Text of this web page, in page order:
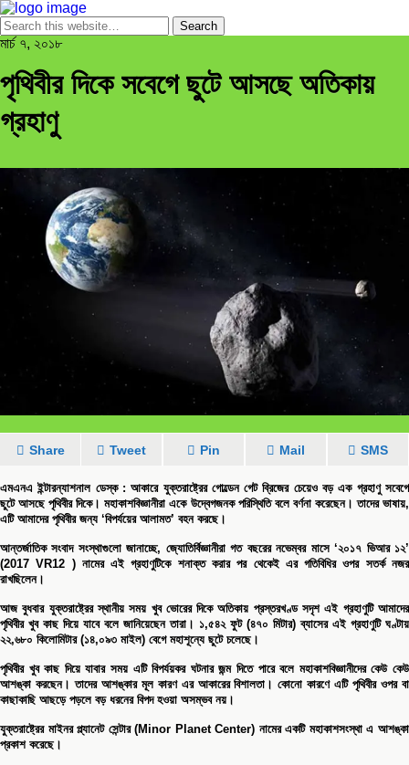
মার্চ ৭, ২০১৮
পৃথিবীর দিকে সবেগে ছুটে আসছে অতিকায়
গ্রহাণু
Share Tweet Pin Mail SMS
এমএনএ ইন্টারন্যাশনাল ডেস্ক : আকারে যুক্তরাষ্ট্রের গোল্ডেন গেট ব্রিজের চেয়েও বড় এক গ্রহাণু সবেগে
ছুটে আসছে পৃথিবীর দিকে। মহাকাশবিজ্ঞানীরা একে উদ্বেগজনক পরিস্থিতি বলে বর্ণনা করেছেন। তাদের ভাষায়,
এটি আমাদের পৃথিবীর জন্য ‘বিপর্যয়ের আলামত’ বহন করছে।
আন্তর্জাতিক সংবাদ সংস্থাগুলো জানাচ্ছে, জ্যোতির্বিজ্ঞানীরা গত বছরের নভেম্বর মাসে ‘২০১৭ ভিআর ১২’
(2017 VR12 ) নামের এই গ্রহাণুটিকে শনাক্ত করার পর থেকেই এর গতিবিধির ওপর সতর্ক নজর
রাখছিলেন।
আজ বুধবার যুক্তরাষ্ট্রের স্থানীয় সময় খুব ভোরের দিকে অতিকায় প্রস্তরখণ্ড সদৃশ এই গ্রহাণুটি আমাদের
পৃথিবীর খুব কাছ দিয়ে যাবে বলে জানিয়েছেন তারা। ১,৫৪২ ফুট (৪৭০ মিটার) ব্যাসের এই গ্রহাণুটি ঘণ্টায়
২২,৬৮০ কিলোমিটার (১৪,০৯৩ মাইল) বেগে মহাশূন্যে ছুটে চলেছে।
পৃথিবীর খুব কাছ দিয়ে যাবার সময় এটি বিপর্যয়কর ঘটনার জন্ম দিতে পারে বলে মহাকাশবিজ্ঞানীদের কেউ কেউ
আশঙ্কা করছেন। তাদের আশঙ্কার মূল কারণ এর আকারের বিশালতা। কোনো কারণে এটি পৃথিবীর ওপর বা
কাছাকাছি আছড়ে পড়লে বড় ধরনের বিপদ হওয়া অসম্ভব নয়।
যুক্তরাষ্ট্রের মাইনর প্ল্যানেট সেন্টার (Minor Planet Center) নামের একটি মহাকাশসংস্থা এ আশঙ্কা
প্রকাশ করেছে।